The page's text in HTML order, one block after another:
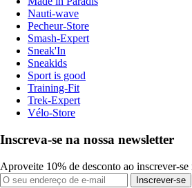
Nauti-wave
Pecheur-Store
Smash-Expert
Sneak'In
Sneakids
Sport is good
Training-Fit
Trek-Expert
Vélo-Store
Inscreva-se na nossa newsletter
Aproveite 10% de desconto ao inscrever-se
Inscrever-se